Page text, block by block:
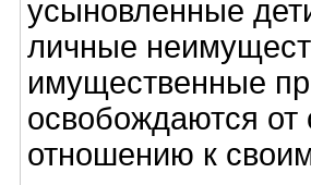
усыновленные
личные
имущественные
освобождаются от
отношению к